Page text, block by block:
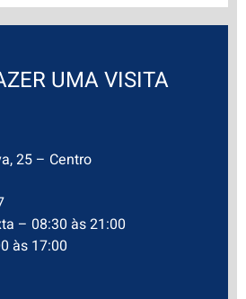
UMA VISITA
25 – Centro
– 08:30 às 21:00
às 17:00